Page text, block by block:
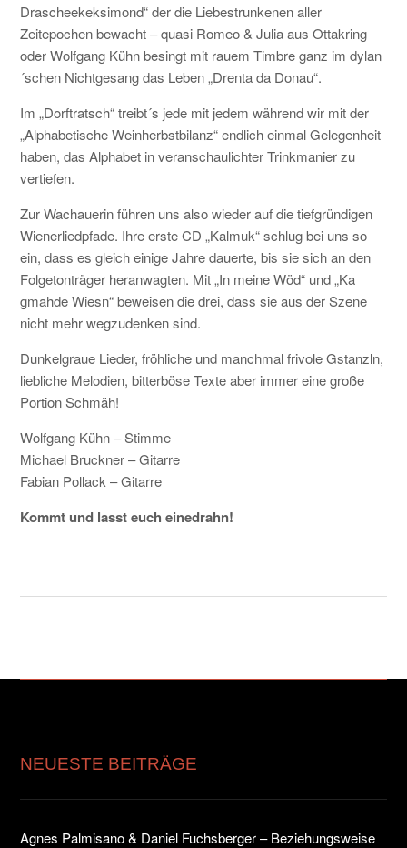
Drascheekeksimond“ der die Liebestrunkenen aller
Zeitepochen bewacht – quasi Romeo & Julia aus Ottakring
oder Wolfgang Kühn besingt mit rauem Timbre ganz im dylan
´schen Nichtgesang das Leben „Drenta da Donau“.
Im „Dorftratsch“ treibt´s jede mit jedem während wir mit der
„Alphabetische Weinherbstbilanz“ endlich einmal Gelegenheit
haben, das Alphabet in veranschaulichter Trinkmanier zu
vertiefen.
Zur Wachauerin führen uns also wieder auf die tiefgründigen
Wienerliedpfade. Ihre erste CD „Kalmuk“ schlug bei uns so
ein, dass es gleich einige Jahre dauerte, bis sie sich an den
Folgetonträger heranwagten. Mit „In meine Wöd“ und „Ka
gmahde Wiesn“ beweisen die drei, dass sie aus der Szene
nicht mehr wegzudenken sind.
Dunkelgraue Lieder, fröhliche und manchmal frivole Gstanzln,
liebliche Melodien, bitterböse Texte aber immer eine große
Portion Schmäh!
Wolfgang Kühn – Stimme
Michael Bruckner – Gitarre
Fabian Pollack – Gitarre
Kommt und lasst euch einedrahn!
NEUESTE BEITRÄGE
Agnes Palmisano & Daniel Fuchsberger – Beziehungsweise